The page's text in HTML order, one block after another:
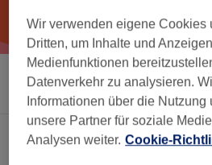
Sortieren nach Beliebiger
Ein Salon, der anbietet: tiefenreinigung in
Wir verwenden eigene Cookies
Dritten, um Inhalte und
Medienfunktionen
Datenverkehr zu analysieren.
Informationen über die Nutzung
unsere Partner für soziale
Analysen weiter. Cookie-